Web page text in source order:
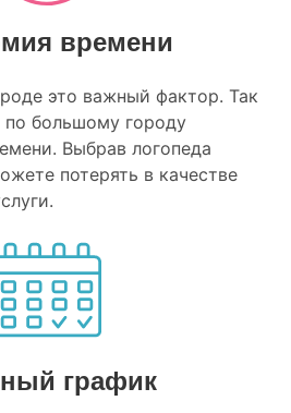
времени
это важный фактор. Так
по большому городу
Выбрав логопеда
потерять в качестве
график